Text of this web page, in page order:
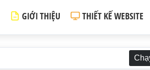
GIỚI THIỆU THIẾT KẾ WEBSITE